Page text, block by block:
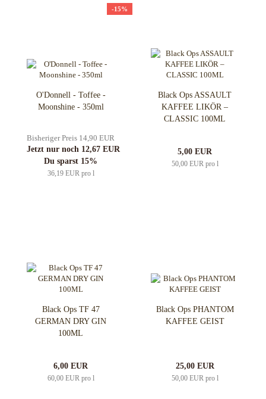
-15%
O'Donnell - Toffee -
Moonshine - 350ml
Bisheriger Preis 14,90 EUR
Jetzt nur noch 12,67 EUR
Du sparst 15%
36,19 EUR pro l
Black Ops ASSAULT
KAFFEE LIKÖR –
CLASSIC 100ML
5,00 EUR
50,00 EUR pro l
Black Ops TF 47
GERMAN DRY GIN
100ML
6,00 EUR
60,00 EUR pro l
Black Ops PHANTOM
KAFFEE GEIST
25,00 EUR
50,00 EUR pro l